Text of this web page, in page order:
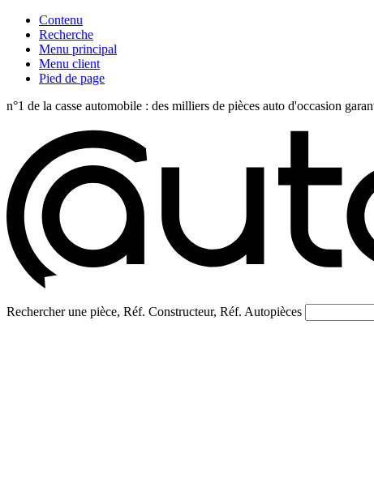
Contenu
Recherche
Menu principal
Menu client
Pied de page
n°1 de la casse automobile : des milliers de pièces auto
Rechercher une pièce, Réf. Constructeur, Réf. Autopièces